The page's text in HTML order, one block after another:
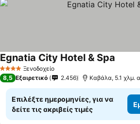
4 ΑστέριαΞενοδοχείο
Egnatia City Hotel & Spa
8,5 Εξαιρετικό 2.456 Καβάλα, 5.1 χλμ.
Επιλέξτε ημερομηνίες, για να
δείτε τις ακριβείς τιμές